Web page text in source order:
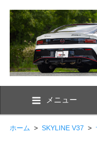
メニュー
ホーム > SKYLINE V37 >